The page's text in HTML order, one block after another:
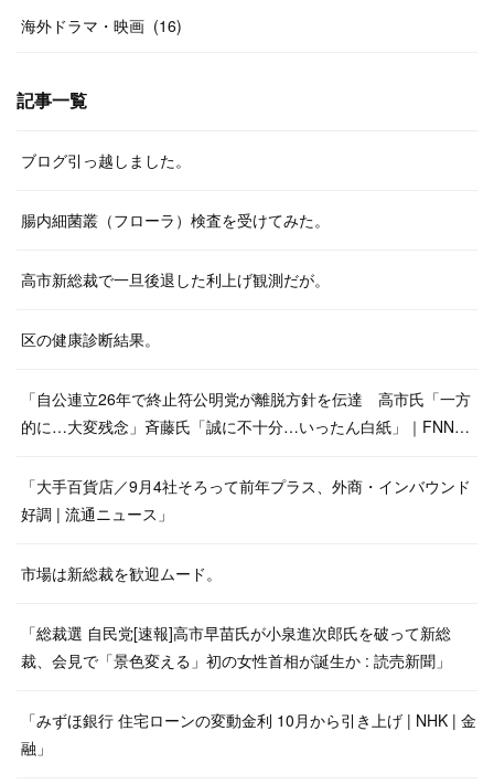
海外ドラマ・映画 (16)
記事一覧
ブログ引っ越しました。
腸内細菌叢（フローラ）検査を受けてみた。
高市新総裁で一旦後退した利上げ観測だが。
区の健康診断結果。
「自公連立26年で終止符公明党が離脱方針を伝達 高市氏「一方
的に…大変残念」斉藤氏「誠に不十分…いったん白紙」｜FNN…
「大手百貨店／9月4社そろって前年プラス、外商・インバウンド
好調 | 流通ニュース」
市場は新総裁を歓迎ムード。
「総裁選 自民党[速報]高市早苗氏が小泉進次郎氏を破って新総
裁、会見で「景色変える」初の女性首相が誕生か : 読売新聞」
「みずほ銀行 住宅ローンの変動金利 10月から引き上げ | NHK | 金
融」